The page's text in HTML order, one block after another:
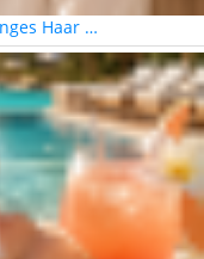
Haar …